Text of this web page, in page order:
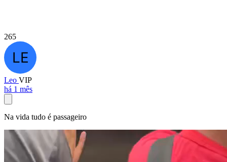
265
Leo VIP
há 1 mês
Na vida tudo é passageiro